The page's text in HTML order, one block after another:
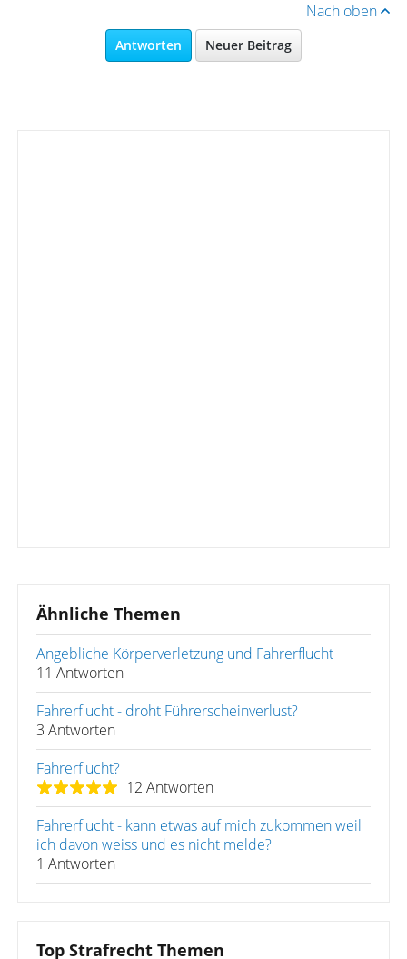
Nach oben
Antworten Neuer Beitrag
Ähnliche Themen
Angebliche Körperverletzung und Fahrerflucht
11 Antworten
Fahrerflucht - droht Führerscheinverlust?
3 Antworten
Fahrerflucht?
12 Antworten
Fahrerflucht - kann etwas auf mich zukommen weil
ich davon weiss und es nicht melde?
1 Antworten
Top Strafrecht Themen